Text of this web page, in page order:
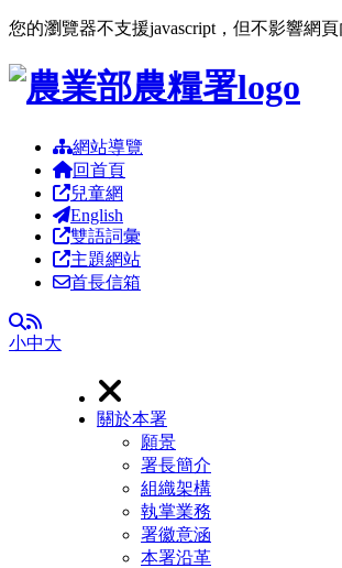
您的瀏覽器不支援javascript，但不影響網
跳到主要內容區塊
網站導覽
回首頁
兒童網
English
雙語詞彙
主題網站
首長信箱
全文檢索
RSS
小中大
關於本署
願景
署長簡介
組織架構
執掌業務
署徽意涵
本署沿革